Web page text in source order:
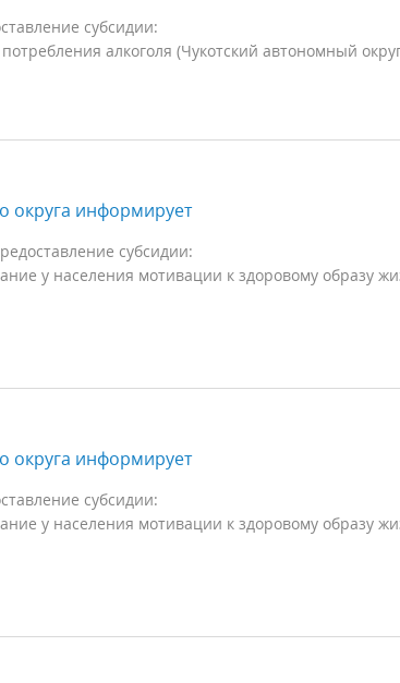
субсидии:
алкоголя (Чукотский автономный
округа информирует
субсидии:
у населения мотивации к здоровому образу
округа информирует
субсидии:
у населения мотивации к здоровому образу